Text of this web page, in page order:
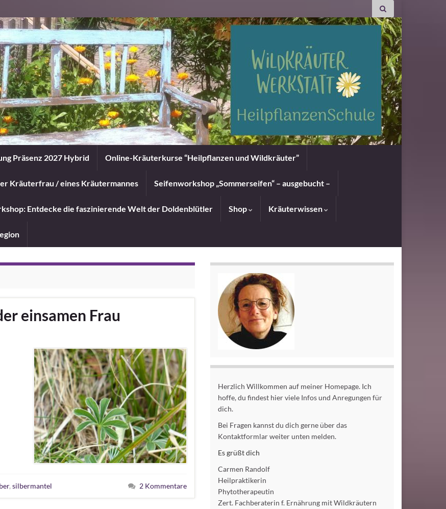
Präsenz 2027 Hybrid Online-Kräuterkurse “Heilpflanzen und Wildkräuter”
Kräuterfrau / eines Kräutermannes Seifenworkshop „Sommerseifen“ – ausgebucht –
Entdecke die faszinierende Welt der Doldenblütler Shop Kräuterwissen
einsamen Frau
, silbermantel 2 Kommentare
Herzlich Willkommen auf meiner Homepage. Ich
hoffe, du findest hier viele Infos und Anregungen für
dich.
Bei Fragen kannst du dich gerne über das
Kontaktformlar weiter unten melden.
Es grüßt dich
Carmen Randolf
Heilpraktikerin
Phytotherapeutin
Zert. Fachberaterin f. Ernährung mit Wildkräutern